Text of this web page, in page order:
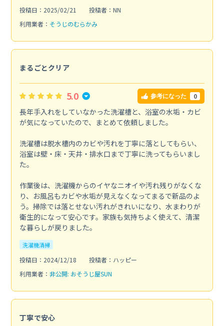
投稿日：2025/02/21
投稿者：NN
利用業者： そうじのむらかみ
まるごとクリア
5.0 参考になった 0
長年手入れをしていなかった洗濯槽と、浴室の水垢・カビ
が気になっていたので、まとめて依頼しました。
洗濯槽は脱水槽内のカビや汚れを丁寧に落としてもらい、
浴室は壁・床・天井・排水口まで丁寧に洗ってもらいまし
た。
作業後は、洗濯機からのイヤなニオイや汚れ残りがなくな
り、お風呂もカビや水垢が見えなくなってまるで新品のよ
う。掃除では落とせない汚れがきれいになり、水まわりが
衛生的になって安心です。家族も気持ちよく使えて、清潔
な暮らしが戻りました。
洗濯機清掃
投稿日：2024/12/18
投稿者：ハッピー
利用業者： 非公開: おそうじ屋SUN
丁寧で安心